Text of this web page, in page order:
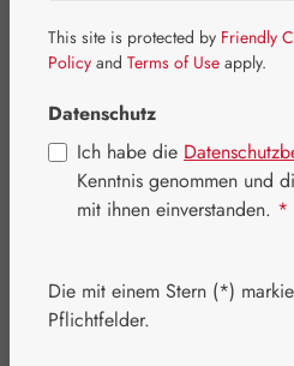
Verkaufspreis:
30,43 € % Regulärer
This site is protected by Friendly
Policy and Terms of Use apply.
Datenschutz
Ich habe die
Kenntnis genommen und
mit ihnen einverstanden. *
Die mit einem Stern (*)
Pflichtfelder.